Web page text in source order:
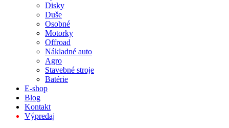
Disky
Duše
Osobné
Motorky
Offroad
Nákladné auto
Agro
Stavebné stroje
Batérie
E-shop
Blog
Kontakt
Výpredaj